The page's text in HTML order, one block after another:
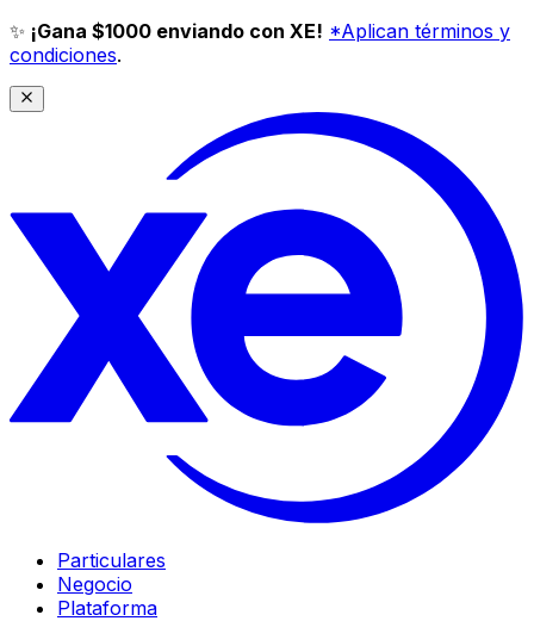
✨ ¡Gana $1000 enviando con XE! *Aplican términos y
condiciones.
Particulares
Negocio
Plataforma